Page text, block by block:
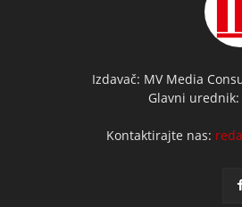
Izdavač: MV Media
Glavni
Kontaktirajte nas: